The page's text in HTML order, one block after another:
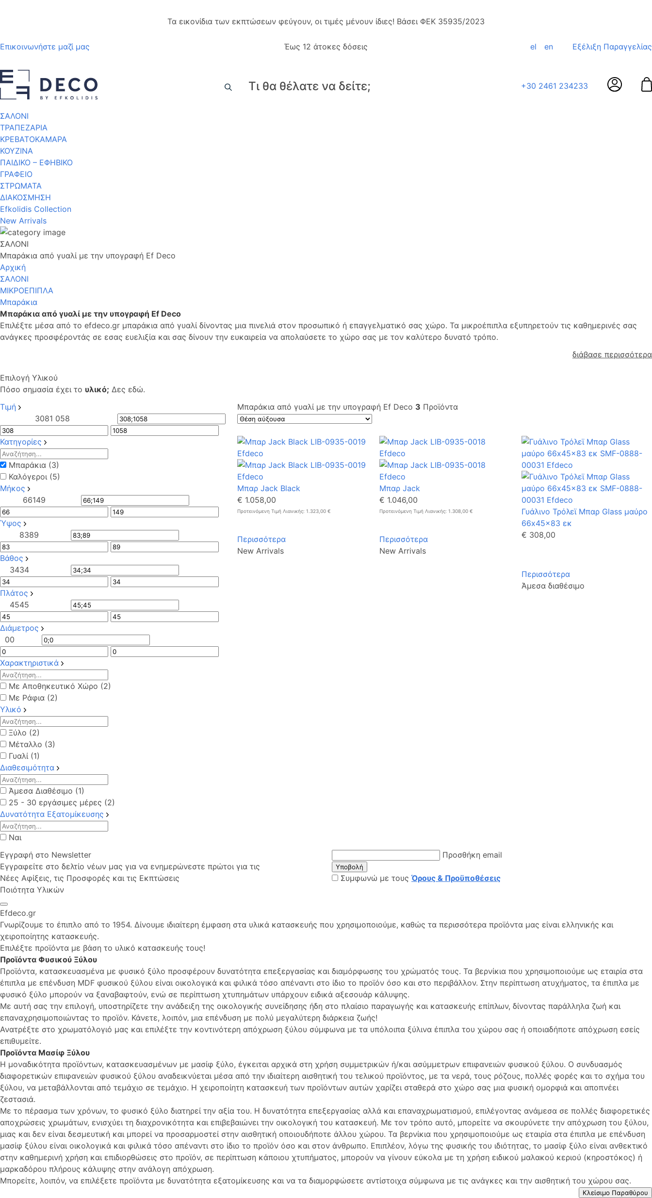
Τα εικονίδια των εκπτώσεων φεύγουν, οι τιμές μένουν ίδιες! Βάσει ΦΕΚ 35935/2023
Επικοινωνήστε μαζί μας Έως 12 άτοκες δόσεις el en Εξέλιξη Παραγγελίας
+30 2461 234233
ΣΑΛΟΝΙ
ΤΡΑΠΕΖΑΡΙΑ
ΚΡΕΒΑΤΟΚΑΜΑΡΑ
ΚΟΥΖΙΝΑ
ΠΑΙΔΙΚΟ – ΕΦΗΒΙΚΟ
ΓΡΑΦΕΙΟ
ΣΤΡΩΜΑΤΑ
ΔΙΑΚΟΣΜΗΣΗ
Efkolidis Collection
New Arrivals
ΣΑΛΟΝΙ
Μπαράκια από γυαλί με την υπογραφή Ef Deco
Αρχική
ΣΑΛΟΝΙ
ΜΙΚΡΟΕΠΙΠΛΑ
Μπαράκια
Μπαράκια από γυαλί με την υπογραφή Ef Deco
Επιλέξτε μέσα από το efdeco.gr μπαράκια από γυαλί δίνοντας μια πινελιά στον προσωπικό ή επαγγελματικό σας χώρο. Τα μικροέπιπλα εξυπηρετούν τις καθημερινές σας
ανάγκες προσφέροντάς σε εσας ευελιξία και σας δίνουν την ευκαιρεία να απολαύσετε το χώρο σας με τον καλύτερο δυνατό τρόπο.
διάβασε περισσότερα
Επιλογή Υλικού
Πόσο σημασία έχει το υλικό; Δες εδώ.
Τιμή
3081 058
Κατηγορίες
Μπαράκια (3)
Καλόγεροι (5)
Μήκος
66149
Ύψος
8389
Βάθος
3434
Πλάτος
4545
Διάμετρος
00
Χαρακτηριστικά
Με Αποθηκευτικό Χώρο (2)
Με Ράφια (2)
Υλικό
Ξύλο (2)
Μέταλλο (3)
Γυαλί (1)
Διαθεσιμότητα
Άμεσα Διαθέσιμο (1)
25 - 30 εργάσιμες μέρες (2)
Δυνατότητα Εξατομίκευσης
Ναι
Μπαράκια από γυαλί με την υπογραφή Ef Deco 3 Προϊόντα
Μπαρ Jack Black
€ 1.058,00
Προτεινόμενη Τιμή Λιανικής: 1.323,00 €
Περισσότερα
New Arrivals
Μπαρ Jack
€ 1.046,00
Προτεινόμενη Τιμή Λιανικής: 1.308,00 €
Περισσότερα
New Arrivals
Γυάλινο Τρόλεϊ Μπαρ Glass μαύρο
66x45x83 εκ
€ 308,00
Περισσότερα
Άμεσα διαθέσιμο
Εγγραφή στο Newsletter
Εγγραφείτε στο δελτίο νέων μας για να ενημερώνεστε πρώτοι για τις
Νέες Αφίξεις, τις Προσφορές και τις Εκπτώσεις
Προσθήκη email
Υποβολή
Συμφωνώ με τους Όρους & Προϋποθέσεις
Ποιότητα Υλικών
Efdeco.gr
Γνωρίζουμε το έπιπλο από το 1954. Δίνουμε ιδιαίτερη έμφαση στα υλικά κατασκευής που χρησιμοποιούμε, καθώς τα περισσότερα προϊόντα μας είναι ελληνικής και
χειροποίητης κατασκευής.
Επιλέξτε προϊόντα με βάση το υλικό κατασκευής τους!
Προϊόντα Φυσικού Ξύλου
Προϊόντα, κατασκευασμένα με φυσικό ξύλο προσφέρουν δυνατότητα επεξεργασίας και διαμόρφωσης του χρώματός τους. Τα βερνίκια που χρησιμοποιούμε ως εταιρία στα
έπιπλα με επένδυση MDF φυσικού ξύλου είναι οικολογικά και φιλικά τόσο απέναντι στο ίδιο το προϊόν όσο και στο περιβάλλον. Στην περίπτωση ατυχήματος, τα έπιπλα με
φυσικό ξύλο μπορούν να ξαναβαφτούν, ενώ σε περίπτωση χτυπημάτων υπάρχουν ειδικά αξεσουάρ κάλυψης.
Με αυτή σας την επιλογή, υποστηρίζετε την ανάδειξη της οικολογικής συνείδησης ήδη στο πλαίσιο παραγωγής και κατασκευής επίπλων, δίνοντας παράλληλα ζωή και
επαναχρησιμοποιώντας το προϊόν. Κάνετε, λοιπόν, μια επένδυση με πολύ μεγαλύτερη διάρκεια ζωής!
Ανατρέξτε στο χρωματόλογιό μας και επιλέξτε την κοντινότερη απόχρωση ξύλου σύμφωνα με τα υπόλοιπα ξύλινα έπιπλα του χώρου σας ή οποιαδήποτε απόχρωση εσείς
επιθυμείτε.
Προϊόντα Μασίφ Ξύλου
Η μοναδικότητα προϊόντων, κατασκευασμένων με μασίφ ξύλο, έγκειται αρχικά στη χρήση συμμετρικών ή/και ασύμμετρων επιφανειών φυσικού ξύλου. Ο συνδυασμός
διαφορετικών επιφανειών φυσικού ξύλου αναδεικνύεται μέσα από την ιδιαίτερη αισθητική του τελικού προϊόντος, με τα νερά, τους ρόζους, πολλές φορές και το σχήμα του
ξύλου, να μεταβάλλονται από τεμάχιο σε τεμάχιο. Η χειροποίητη κατασκευή των προϊόντων αυτών χαρίζει σταθερά στο χώρο σας μια φυσική ομορφιά και αποπνέει
ζεστασιά.
Με το πέρασμα των χρόνων, το φυσικό ξύλο διατηρεί την αξία του. Η δυνατότητα επεξεργασίας αλλά και επαναχρωματισμού, επιλέγοντας ανάμεσα σε πολλές διαφορετικές
αποχρώσεις χρωμάτων, ενισχύει τη διαχρονικότητα και επιβεβαιώνει την οικολογική του κατασκευή. Με τον τρόπο αυτό, μπορείτε να σκουρύνετε την απόχρωση του ξύλου,
μιας και δεν είναι δεσμευτική και μπορεί να προσαρμοστεί στην αισθητική οποιουδήποτε άλλου χώρου. Τα βερνίκια που χρησιμοποιούμε ως εταιρία στα έπιπλα με επένδυση
μασίφ ξύλου είναι οικολογικά και φιλικά τόσο απέναντι στο ίδιο το προϊόν όσο και στον άνθρωπο. Επιπλέον, λόγω της φυσικής του ιδιότητας, το μασίφ ξύλο είναι ανθεκτικό
στην καθημερινή χρήση και επιδιορθώσεις στο προϊόν, σε περίπτωση κάποιου χτυπήματος, μπορούν να γίνουν εύκολα με τη χρήση ειδικού μαλακού κεριού (κηροστόκος) ή
μαρκαδόρου πλήρους κάλυψης στην ανάλογη απόχρωση.
Μπορείτε, λοιπόν, να επιλέξετε προϊόντα με δυνατότητα εξατομίκευσης και να τα διαμορφώσετε αντίστοιχα σύμφωνα με τις ανάγκες και την αισθητική του χώρου σας.
Κλείσιμο Παραθύρου